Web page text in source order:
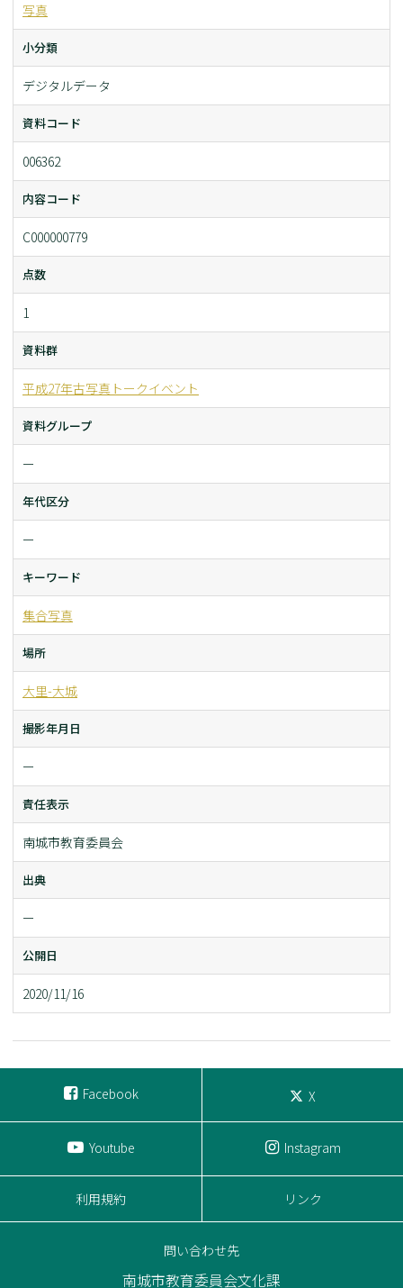
写真
小分類
デジタルデータ
資料コード
006362
内容コード
C000000779
点数
1
資料群
平成27年古写真トークイベント
資料グループ
ー
年代区分
ー
キーワード
集合写真
場所
大里-大城
撮影年月日
ー
責任表示
南城市教育委員会
出典
ー
公開日
2020/11/16
Facebook X
Youtube Instagram
利用規約 リンク
問い合わせ先
南城市教育委員会文化課